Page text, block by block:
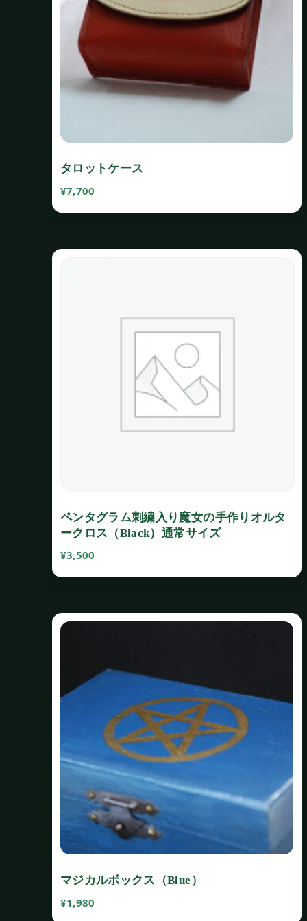
タロットケース
¥7,700
ペンタグラム刺繍入り魔女の手作りオルタ
ークロス（Black）通常サイズ
¥3,500
マジカルボックス（Blue）
¥1,980